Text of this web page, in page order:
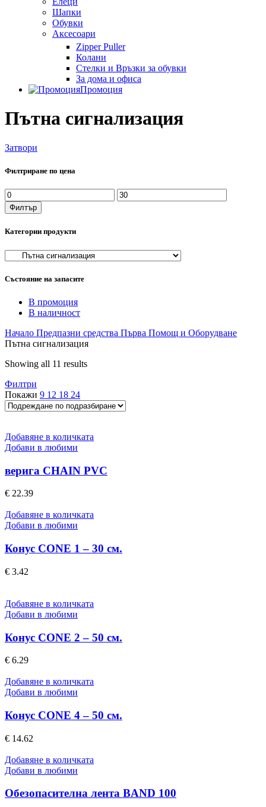
Шапки
Обувки
Аксесоари
Zipper Puller
Колани
Стелки и Връзки за обувки
За дома и офиса
Промоция
Пътна сигнализация
Затвори
Филтриране по цена
Минимална
цена
Максимална
цена
Филтър
Категории продукти
Състояние на запасите
В промоция
В наличност
Начало Предпазни средства Първа Помощ и Оборудване
Пътна сигнализация
Showing all 11 results
Филтри
Покажи 9 12 18 24
Добавяне в количката
Добави в любими
верига CHAIN PVC
€ 22.39
Добавяне в количката
Добави в любими
Конус CONE 1 – 30 см.
€ 3.42
Добавяне в количката
Добави в любими
Конус CONE 2 – 50 см.
€ 6.29
Добавяне в количката
Добави в любими
Конус CONE 4 – 50 см.
€ 14.62
Добавяне в количката
Добави в любими
Обезопасителна лента BAND 100